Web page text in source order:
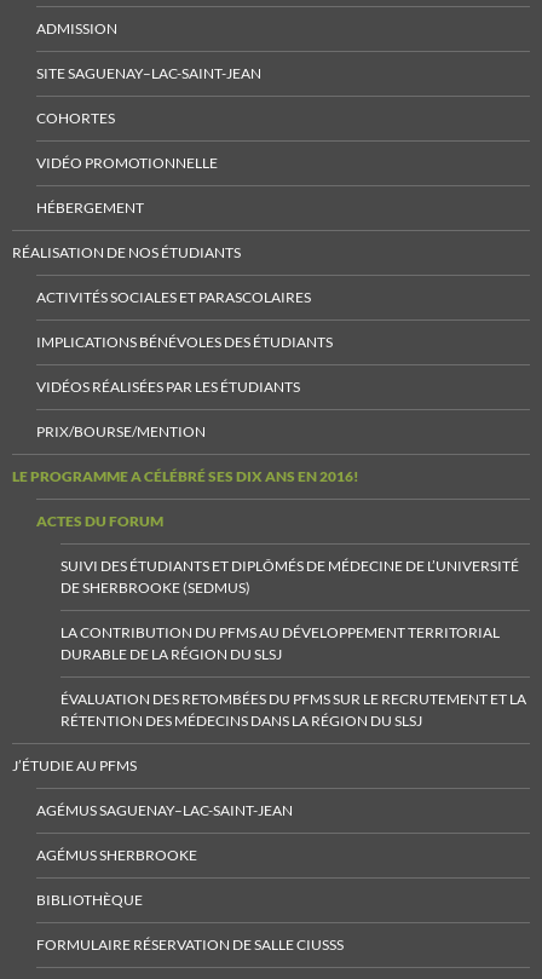
ADMISSION
SITE SAGUENAY–LAC-SAINT-JEAN
COHORTES
VIDÉO PROMOTIONNELLE
HÉBERGEMENT
RÉALISATION DE NOS ÉTUDIANTS
ACTIVITÉS SOCIALES ET PARASCOLAIRES
IMPLICATIONS BÉNÉVOLES DES ÉTUDIANTS
VIDÉOS RÉALISÉES PAR LES ÉTUDIANTS
PRIX/BOURSE/MENTION
LE PROGRAMME A CÉLÉBRÉ SES DIX ANS EN 2016!
ACTES DU FORUM
SUIVI DES ÉTUDIANTS ET DIPLÔMÉS DE MÉDECINE DE L’UNIVERSITÉ
DE SHERBROOKE (SEDMUS)
LA CONTRIBUTION DU PFMS AU DÉVELOPPEMENT TERRITORIAL
DURABLE DE LA RÉGION DU SLSJ
ÉVALUATION DES RETOMBÉES DU PFMS SUR LE RECRUTEMENT ET LA
RÉTENTION DES MÉDECINS DANS LA RÉGION DU SLSJ
J’ÉTUDIE AU PFMS
AGÉMUS SAGUENAY–LAC-SAINT-JEAN
AGÉMUS SHERBROOKE
BIBLIOTHÈQUE
FORMULAIRE RÉSERVATION DE SALLE CIUSSS